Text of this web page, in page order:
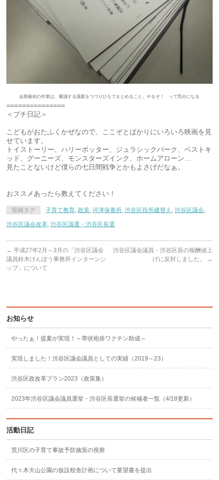
会期最初の作業は、審議する議案をつづりひもでまとめること。やるぞ！ って気分になる
===============
＜プチ日記＞
こどもがおたふくかぜなので、ここぞとばかりにいろいろ映画を見
せています。
トイストーリー、ハリーポッター、ジュラシックパーク、ベストキ
ッド、グーニーズ、モンスターズインク、ホームアローン…
見たことないけど僕らの七日間戦争とかもよさげだなぁ。
おススメあったら教えてください！
投稿タグ 子育て教育,政策,河津保養所,渋谷区役所建替え ,渋谷区議会,
渋谷区議会改革,渋谷区議選・渋谷区長選
← 平成27年2月～3月の「渋谷区議会
議員鈴木けんぽう事務所インターンシ
ップ」について
渋谷区議会議員・渋谷区長の報酬値上
げに反対しました。
→
お知らせ
やったぁ！提案が実現！～帯状疱疹ワクチン助成～
実現しました！渋谷区議会議員としての実績（2019～23）
渋谷区政改革プラン2023（政策集）
2023年渋谷区議会議員選挙・渋谷区長選挙の候補者一覧（4/18更新）
活動日記
荒川区の子育て事故予防施策の視察
代々木大山公園の仮設校舎計画について要望書を提出